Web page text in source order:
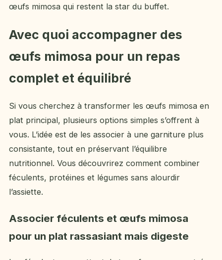
œufs mimosa qui restent la star du buffet.
Avec quoi accompagner des
œufs mimosa pour un repas
complet et équilibré
Si vous cherchez à transformer les œufs mimosa en
plat principal, plusieurs options simples s’offrent à
vous. L’idée est de les associer à une garniture plus
consistante, tout en préservant l’équilibre
nutritionnel. Vous découvrirez comment combiner
féculents, protéines et légumes sans alourdir
l’assiette.
Associer féculents et œufs mimosa
pour un plat rassasiant mais digeste